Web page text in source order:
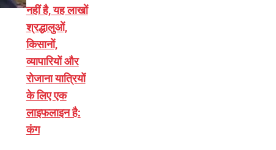
नहीं है, यह लाखों
श्रद्धालुओं,
किसानों,
व्यापारियों और
रोजाना यात्रियों
के लिए एक
लाइफलाइन है:
कंग